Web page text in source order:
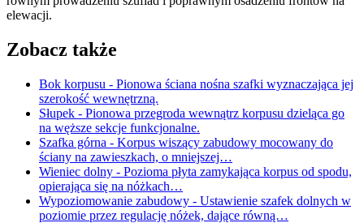
elewacji.
Zobacz także
Bok korpusu - Pionowa ściana nośna szafki wyznaczająca jej
szerokość wewnętrzną.
Słupek - Pionowa przegroda wewnątrz korpusu dzieląca go
na węższe sekcje funkcjonalne.
Szafka górna - Korpus wiszący zabudowy mocowany do
ściany na zawieszkach, o mniejszej…
Wieniec dolny - Pozioma płyta zamykająca korpus od spodu,
opierająca się na nóżkach…
Wypoziomowanie zabudowy - Ustawienie szafek dolnych w
poziomie przez regulację nóżek, dające równą…